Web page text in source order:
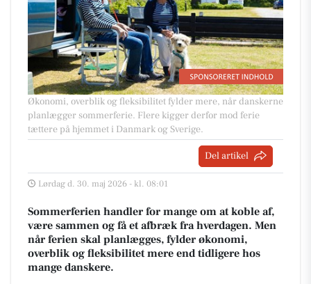
Økonomi, overblik og fleksibilitet fylder mere, når danskerne
planlægger sommerferie. Flere kigger derfor mod ferie
tættere på hjemmet i Danmark og Sverige.
Del artikel
Lørdag d. 30. maj 2026 - kl. 08:01
Sommerferien handler for mange om at koble af,
være sammen og få et afbræk fra hverdagen. Men
når ferien skal planlægges, fylder økonomi,
overblik og fleksibilitet mere end tidligere hos
mange danskere.